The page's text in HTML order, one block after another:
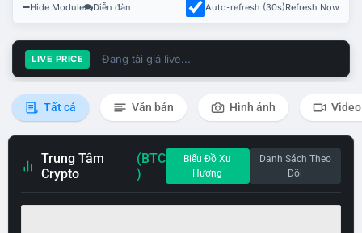
Hide Module Diễn đàn Auto-refresh (30s)Refresh Now
LIVE PRICE Đang tải giá live...
Tất cả Văn bản Hình ảnh Video
Trung Tâm
Crypto
(BTC
)
Biểu Đồ Xu
Hướng
Danh Sách Theo
Dõi